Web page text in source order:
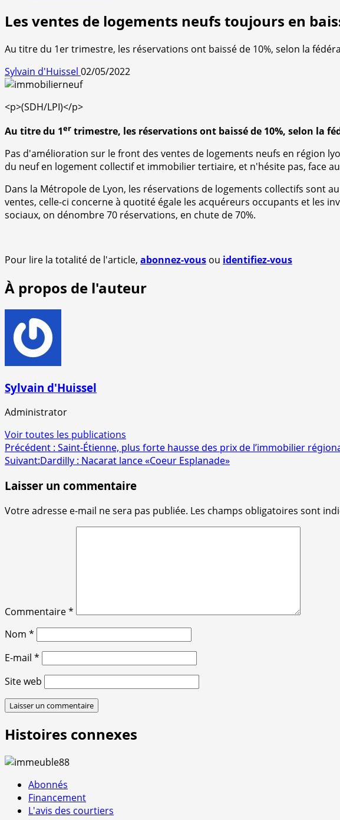
Les ventes de logements neufs toujours en
Au titre du 1er trimestre, les réservations ont baissé de 10%, selon la
Sylvain d'Huissel 02/05/2022
<p>(SDH/LPI)</p>
Au titre du 1er trimestre, les réservations ont baissé de 10%, selon la
Pas d'amélioration sur le front des ventes de logements neufs en région
du neuf en logement collectif et immobilier tertiaire, et n'hésite pas, face
Dans la Métropole de Lyon, les réservations de logements collectifs sont
ventes, celle-ci concerne à quotité égale les acquéreurs occupants et les
sociaux, on dénombre 70 réservations, en chute de 70%.
Pour lire la totalité de l'article, abonnez-vous ou identifiez-vous
À propos de l'auteur
Sylvain d'Huissel
Administrator
Voir toutes les publications
Navigation
d’article
Précédent : Saint-Étienne, plus forte hausse des prix de l’immobilier
Suivant:Dardilly : Nacarat lance «Coeur Esplanade»
Laisser un commentaire
Votre adresse e-mail ne sera pas publiée. Les champs obligatoires sont
Commentaire*
Nom *
E-mail *
Site web
Histoires connexes
Abonnés
Financement
L'avis des courtiers